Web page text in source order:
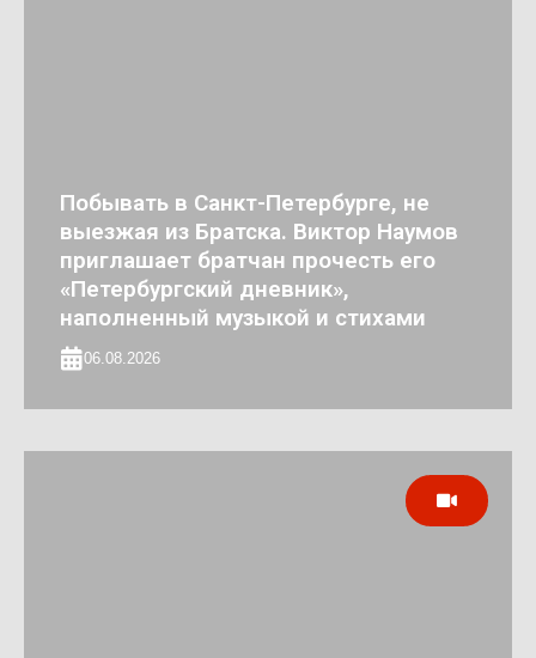
Побывать в Санкт-Петербурге, не
выезжая из Братска. Виктор Наумов
приглашает братчан прочесть его
«Петербургский дневник»,
наполненный музыкой и стихами
06.08.2026